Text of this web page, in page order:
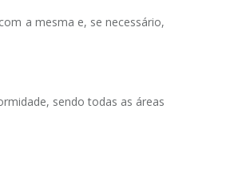
a mesma e, se necessário,
sendo todas as áreas